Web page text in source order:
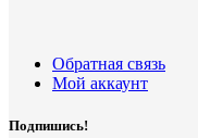
Обратная связь
Мой аккаунт
Подпишись!